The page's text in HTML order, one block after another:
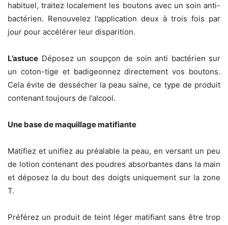
habituel, traitez localement les boutons avec un soin anti-
bactérien. Renouvelez l’application deux à trois fois par
jour pour accélérer leur disparition.
L’astuce Déposez un soupçon de soin anti bactérien sur
un coton-tige et badigeonnez directement vos boutons.
Cela évite de dessécher la peau saine, ce type de produit
contenant toujours de l’alcool.
Une base de maquillage matifiante
Matifiez et unifiez au préalable la peau, en versant un peu
de lotion contenant des poudres absorbantes dans la main
et déposez la du bout des doigts uniquement sur la zone
T.
Préférez un produit de teint léger matifiant sans être trop